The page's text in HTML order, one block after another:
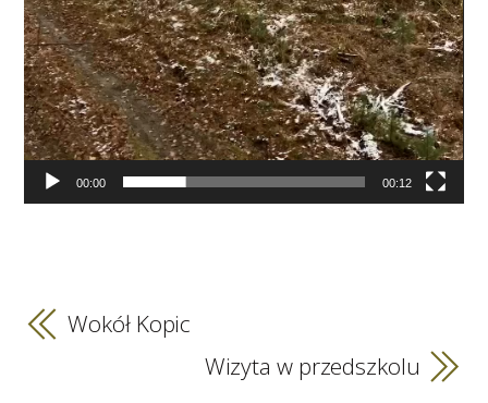
00:00 00:12
Wokół Kopic
Wizyta w przedszkolu